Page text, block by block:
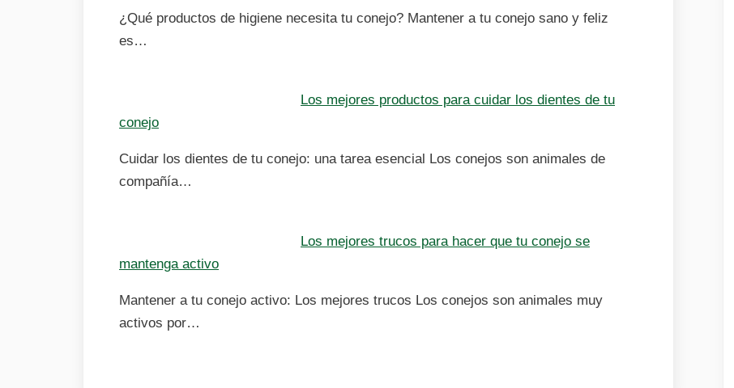
¿Qué productos de higiene necesita tu conejo? Mantener a tu conejo sano y feliz
es…
Los mejores productos para cuidar los dientes de tu
conejo
Cuidar los dientes de tu conejo: una tarea esencial Los conejos son animales de
compañía…
Los mejores trucos para hacer que tu conejo se
mantenga activo
Mantener a tu conejo activo: Los mejores trucos Los conejos son animales muy
activos por…